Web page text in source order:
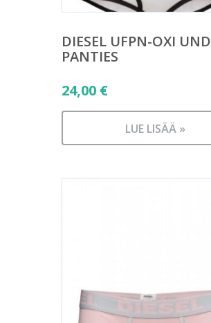
DIESEL UFPN-OXI UND
PANTIES
24,00 €
LUE LISÄÄ »